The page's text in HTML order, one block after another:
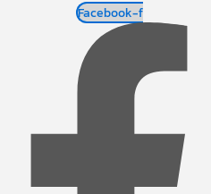
Facebook-f